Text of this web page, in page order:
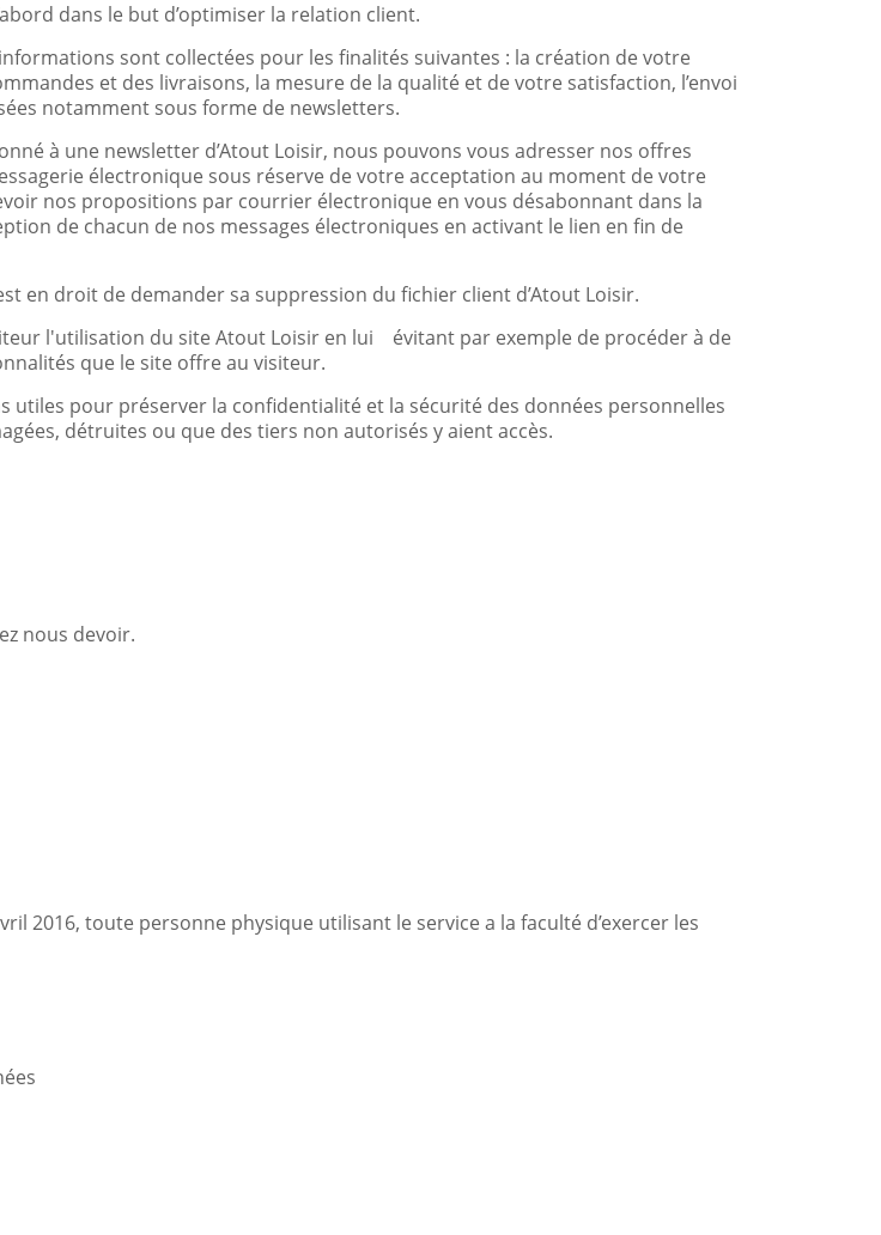
dans le but d’optimiser la relation client.
sont collectées pour les finalités suivantes : la création de votre
et des livraisons, la mesure de la qualité et de votre satisfaction, l’envoi
notamment sous forme de newsletters.
à une newsletter d’Atout Loisir, nous pouvons vous adresser nos offres
électronique sous réserve de votre acceptation au moment de votre
nos propositions par courrier électronique en vous désabonnant dans la
de chacun de nos messages électroniques en activant le lien en fin de
en droit de demander sa suppression du fichier client d’Atout Loisir.
l'utilisation du site Atout Loisir en lui
évitant par exemple de procéder à de
que le site offre au visiteur.
utiles pour préserver la confidentialité et la sécurité des données personnelles
détruites ou que des tiers non autorisés y aient accès.
nous devoir.
2016, toute personne physique utilisant le service a la faculté d’exercer les